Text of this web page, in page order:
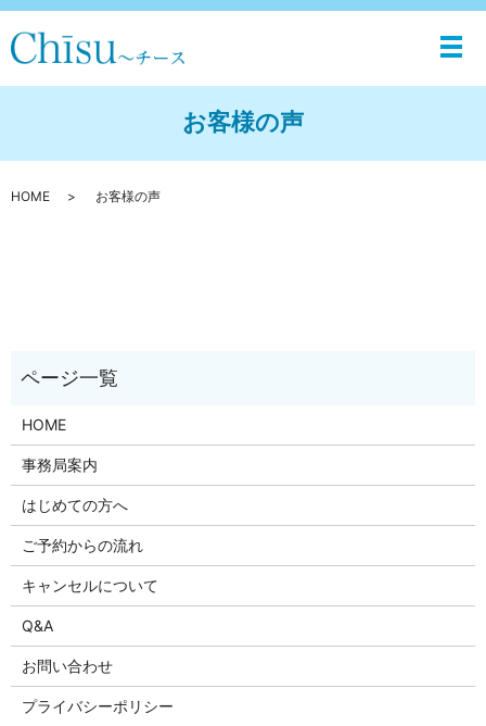
メ
お客様の声
HOME お客様の声
HOME
事務局案内
はじめての方へ
ご予約からの流れ
キャンセルについて
Q&A
お問い合わせ
プライバシーポリシー